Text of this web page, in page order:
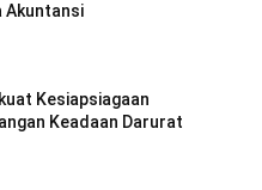
Akuntansi
Kesiapsiagaan
Keadaan Darurat